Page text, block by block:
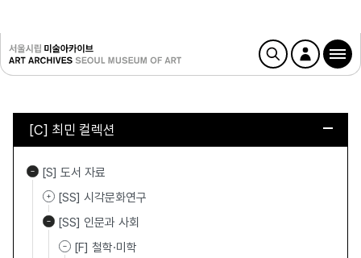
[C] 최민 컬렉션
[S] 도서 자료
[SS] 시각문화연구
[SS] 인문과 사회
[F] 철학·미학